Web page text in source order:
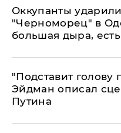
Оккупанты
"Черноморец" в
большая дыра,
​"Подставит голову
Эйдман описал
Путина